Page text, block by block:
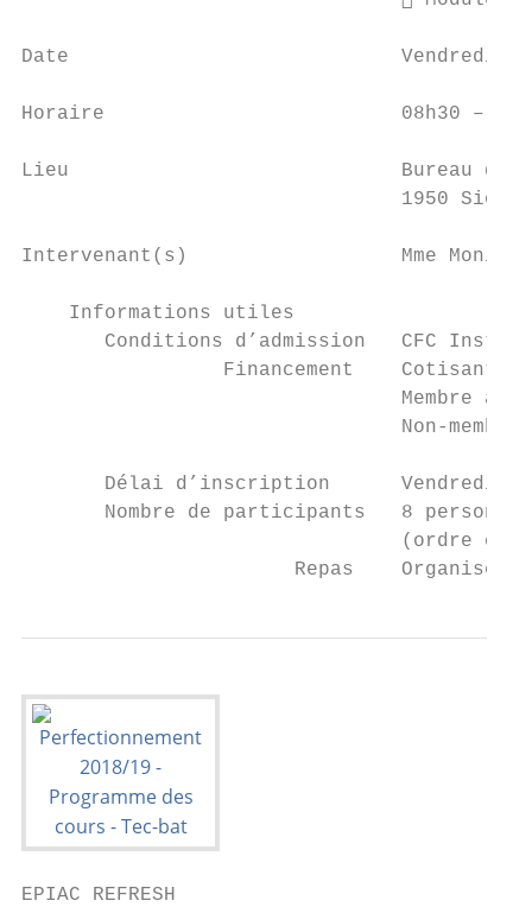
Date                            Vendredi 1er
Horaire                         08h30 –
Lieu                            Bureau des
                                1950 Sion
Intervenant(s)                  Mme Monika
    Informations utiles
Conditions d’admission   CFC
Financement    Cotisant
Membre
Non-
Délai d’inscription      Vendredi
Nombre de participants   8
(ordre
Repas    Organisé
EPIAC REFRESH